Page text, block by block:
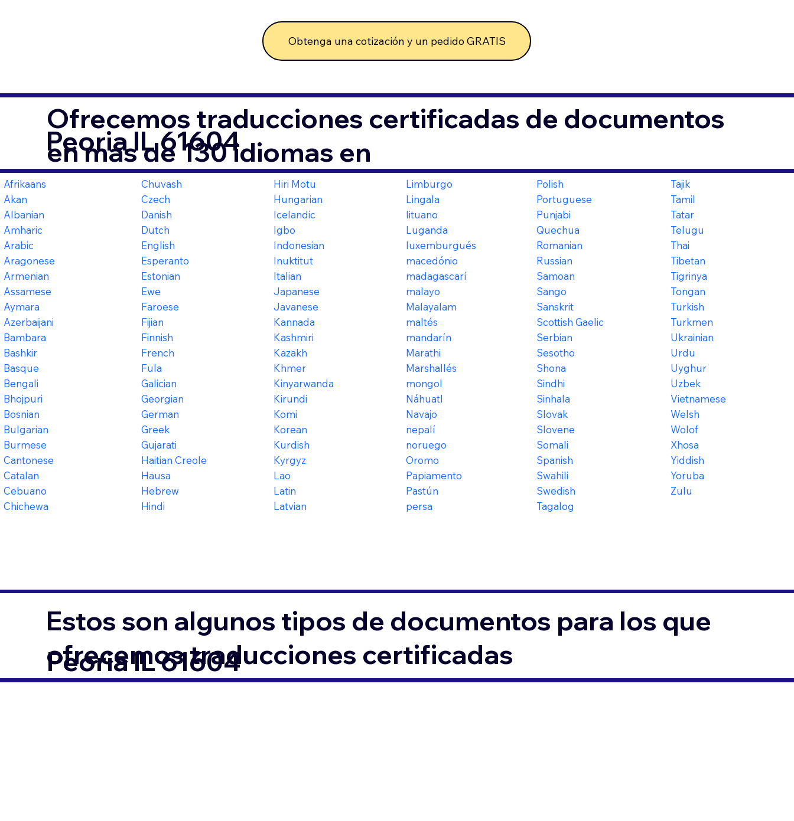
Obtenga una cotización y un pedido GRATIS
Ofrecemos traducciones certificadas de documentos
en más de 130 idiomas en
Peoria IL 61604
Afrikaans
Akan
Albanian
Amharic
Arabic
Aragonese
Armenian
Assamese
Aymara
Azerbaijani
Bambara
Bashkir
Basque
Bengali
Bhojpuri
Bosnian
Bulgarian
Burmese
Cantonese
Catalan
Cebuano
Chichewa
Chuvash
Czech
Danish
Dutch
English
Esperanto
Estonian
Ewe
Faroese
Fijian
Finnish
French
Fula
Galician
Georgian
German
Greek
Gujarati
Haitian Creole
Hausa
Hebrew
Hindi
Hiri Motu
Hungarian
Icelandic
Igbo
Indonesian
Inuktitut
Italian
Japanese
Javanese
Kannada
Kashmiri
Kazakh
Khmer
Kinyarwanda
Kirundi
Komi
Korean
Kurdish
Kyrgyz
Lao
Latin
Latvian
Limburgo
Lingala
lituano
Luganda
luxemburgués
macedónio
madagascarí
malayo
Malayalam
maltés
mandarín
Marathi
Marshallés
mongol
Náhuatl
Navajo
nepalí
noruego
Oromo
Papiamento
Pastún
persa
Polish
Portuguese
Punjabi
Quechua
Romanian
Russian
Samoan
Sango
Sanskrit
Scottish Gaelic
Serbian
Sesotho
Shona
Sindhi
Sinhala
Slovak
Slovene
Somali
Spanish
Swahili
Swedish
Tagalog
Tajik
Tamil
Tatar
Telugu
Thai
Tibetan
Tigrinya
Tongan
Turkish
Turkmen
Ukrainian
Urdu
Uyghur
Uzbek
Vietnamese
Welsh
Wolof
Xhosa
Yiddish
Yoruba
Zulu
Estos son algunos tipos de documentos para los que
ofrecemos traducciones certificadas
Peoria IL 61604